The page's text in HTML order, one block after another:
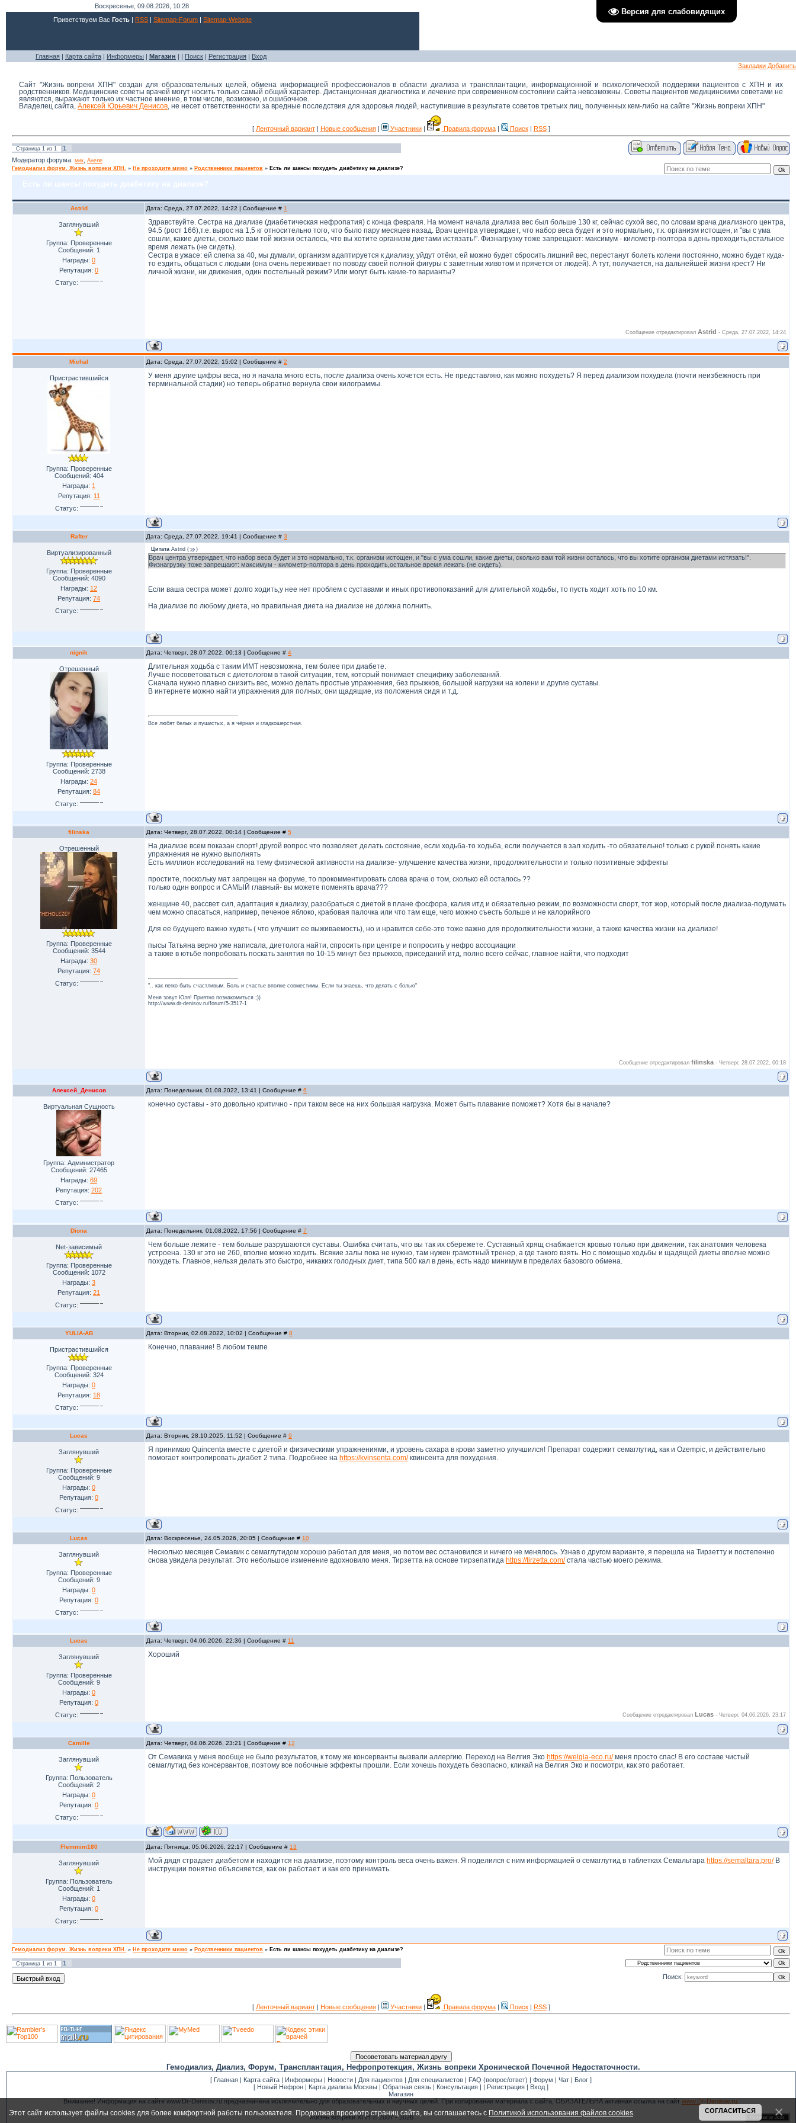
Версия для слабовидящих
Воскресенье, 09.08.2026, 10:28
Приветствуем Вас Гость | RSS | Sitemap-Forum | Sitemap-Website
Главная | Карта сайта | Информеры | Магазин | | Поиск | Регистрация | Вход
Закладки Добавить
Сайт "Жизнь вопреки ХПН" создан для образовательных целей, обмена информацией профессионалов в области диализа и трансплантации, информационной и психологической поддержки пациентов с ХПН и их
родственников. Медицинские советы врачей могут носить только самый общий характер. Дистанционная диагностика и лечение при современном состоянии сайта невозможны. Советы пациентов медицинскими советами не
являются, выражают только их частное мнение, в том числе, возможно, и ошибочное.
Владелец сайта, Алексей Юрьевич Денисов , не несет ответственности за вредные последствия для здоровья людей, наступившие в результате советов третьих лиц, полученных кем-либо на сайте "Жизнь вопреки ХПН"
[ Ленточный вариант| Новые сообщения| Участники| Правила форума| Поиск| RSS]
Страница 1 из 1
1
Модератор форума: мик Анеле
Гемодиализ форум. Жизнь вопреки ХПН. » Не проходите мимо » Родственники пациентов » Есть ли шансы похудеть диабетику на диализе?
Есть ли шансы похудеть диабетику на диализе?
Astrid Дата: Среда, 27.07.2022, 14:22 | Сообщение # 1
Заглянувший
Группа: Проверенные
Сообщений: 1
Награды: 0
Репутация: 0
Статус:
Здравствуйте. Сестра на диализе (диабетическая нефропатия) с конца февраля. На момент начала диализа вес был больше 130 кг, сейчас сухой вес, по словам врача диализного центра,
94.5 (рост 166),т.е. вырос на 1,5 кг относительно того, что было пару месяцев назад. Врач центра утверждает, что набор веса будет и это нормально, т.к. организм истощен, и "вы с ума
сошли, какие диеты, сколько вам той жизни осталось, что вы хотите организм диетами истязать!". Физнагрузку тоже запрещают: максимум - километр-полтора в день проходить,остальное
время лежать (не сидеть).
Сестра в ужасе: ей слегка за 40, мы думали, организм адаптируется к диализу, уйдут отёки, ей можно будет сбросить лишний вес, перестанут болеть колени постоянно, можно будет куда-
то ездить, общаться с людьми (она очень переживает по поводу своей полной фигуры с заметным животом и прячется от людей). А тут, получается, на дальнейшей жизни крест? Ни
личной жизни, ни движения, один постельный режим? Или могут быть какие-то варианты?
Сообщение отредактировал Astrid - Среда, 27.07.2022, 14:24
Michal Дата: Среда, 27.07.2022, 15:02 | Сообщение # 2
Пристрастившийся
Группа: Проверенные
Сообщений: 404
Награды: 1
Репутация: 11
Статус:
У меня другие цифры веса, но я начала много есть, после диализа очень хочется есть. Не представляю, как можно похудеть? Я перед диализом похудела (почти неизбежность при
терминальной стадии) но теперь обратно вернула свои килограммы.
Rafter Дата: Среда, 27.07.2022, 19:41 | Сообщение # 3
Виртуализированный
Группа: Проверенные
Сообщений: 4090
Награды: 12
Репутация: 74
Статус:
Цитата Astrid ( )
Врач центра утверждает, что набор веса будет и это нормально, т.к. организм истощен, и "вы с ума сошли, какие диеты, сколько вам той жизни осталось, что вы хотите организм диетами истязать!".
Физнагрузку тоже запрещают: максимум - километр-полтора в день проходить,остальное время лежать (не сидеть).
Если ваша сестра может долго ходить,у нее нет проблем с суставами и иных противопоказаний для длительной ходьбы, то пусть ходит хоть по 10 км.
На диализе по любому диета, но правильная диета на диализе не должна полнить.
nignik Дата: Четверг, 28.07.2022, 00:13 | Сообщение # 4
Отрешенный
Группа: Проверенные
Сообщений: 2738
Награды: 24
Репутация: 84
Статус:
Длительная ходьба с таким ИМТ невозможна, тем более при диабете.
Лучше посоветоваться с диетологом в такой ситуации, тем, который понимает специфику заболеваний.
Сначала нужно плавно снизить вес, можно делать простые упражнения, без прыжков, большой нагрузки на колени и другие суставы.
В интернете можно найти упражнения для полных, они щадящие, из положения сидя и т.д.
Все любят белых и пушистых, а я чёрная и гладкошерстная.
filinska Дата: Четверг, 28.07.2022, 00:14 | Сообщение # 5
Отрешенный
Группа: Проверенные
Сообщений: 3544
Награды: 30
Репутация: 74
Статус:
На диализе всем показан спорт! другой вопрос что позволяет делать состояние, если ходьба-то ходьба, если получается в зал ходить -то обязательно! только с рукой понять какие
упражнения не нужно выполнять
Есть миллион исследований на тему физической активности на диализе- улучшение качества жизни, продолжительности и только позитивные эффекты
простите, поскольку мат запрещен на форуме, то прокомментировать слова врача о том, сколько ей осталось ??
только один вопрос и САМЫЙ главный- вы можете поменять врача???
женщине 40, рассвет сил, адаптация к диализу, разобраться с диетой в плане фосфора, калия итд и обязательно режим, по возможности спорт, тот жор, который после диализа-подумать
чем можно спасаться, например, печеное яблоко, крабовая палочка или что там еще, чего можно съесть больше и не калорийного
Для ее будущего важно худеть ( что улучшит ее выживаемость), но и нравится себе-это тоже важно для продолжительности жизни, а также качества жизни на диализе!
пысы Татьяна верно уже написала, диетолога найти, спросить при центре и попросить у нефро ассоциации
а также в ютьбе попробовать поскать занятия по 10-15 минут без прыжков, приседаний итд, полно всего сейчас, главное найти, что подходит
".. как легко быть счастливым. Боль и счастье вполне совместимы. Если ты знаешь, что делать с болью"
Меня зовут Юля! Приятно познакомиться ;))
http://www.dr-denisov.ru/forum/5-3517-1
Сообщение отредактировал filinska - Четверг, 28.07.2022, 00:18
Алексей_Денисов Дата: Понедельник, 01.08.2022, 13:41 | Сообщение # 6
Виртуальная Сущность
Группа: Администратор
Сообщений: 27465
Награды: 69
Репутация: 202
Статус:
конечно суставы - это довольно критично - при таком весе на них большая нагрузка. Может быть плавание поможет? Хотя бы в начале?
Diona Дата: Понедельник, 01.08.2022, 17:56 | Сообщение # 7
Net-зависимый
Группа: Проверенные
Сообщений: 1072
Награды: 3
Репутация: 21
Статус:
Чем больше лежите - тем больше разрушаются суставы. Ошибка считать, что вы так их сбережете. Суставный хрящ снабжается кровью только при движении, так анатомия человека
устроена. 130 кг это не 260, вполне можно ходить. Всякие залы пока не нужно, там нужен грамотный тренер, а где такого взять. Но с помощью ходьбы и щадящей диеты вполне можно
похудеть. Главное, нельзя делать это быстро, никаких голодных диет, типа 500 кал в день, есть надо минимум в пределах базового обмена.
YULIA-AB Дата: Вторник, 02.08.2022, 10:02 | Сообщение # 8
Пристрастившийся
Группа: Проверенные
Сообщений: 324
Награды: 0
Репутация: 18
Статус:
Конечно, плавание! В любом темпе
Lucas Дата: Вторник, 28.10.2025, 11:52 | Сообщение # 9
Заглянувший
Группа: Проверенные
Сообщений: 9
Награды: 0
Репутация: 0
Статус:
Я принимаю Quincenta вместе с диетой и физическими упражнениями, и уровень сахара в крови заметно улучшился! Препарат содержит семаглутид, как и Ozempic, и действительно
помогает контролировать диабет 2 типа. Подробнее на https://kvinsenta.com/квинсента для похудения.
Lucas Дата: Воскресенье, 24.05.2026, 20:05 | Сообщение # 10
Заглянувший
Группа: Проверенные
Сообщений: 9
Награды: 0
Репутация: 0
Статус:
Несколько месяцев Семавик с семаглутидом хорошо работал для меня, но потом вес остановился и ничего не менялось. Узнав о другом варианте, я перешла на Тирзетту и постепенно
снова увидела результат. Это небольшое изменение вдохновило меня. Тирзетта на основе тирзепатида https://tirzetta.com/стала частью моего режима.
Lucas Дата: Четверг, 04.06.2026, 22:36 | Сообщение # 11
Заглянувший
Группа: Проверенные
Сообщений: 9
Награды: 0
Репутация: 0
Статус:
Хороший
Сообщение отредактировал Lucas - Четверг, 04.06.2026, 23:17
Camille Дата: Четверг, 04.06.2026, 23:21 | Сообщение # 12
Заглянувший
Группа: Пользователь
Сообщений: 2
Награды: 0
Репутация: 0
Статус:
От Семавика у меня вообще не было результатов, к тому же консерванты вызвали аллергию. Переход на Велгия Эко https://welgia-eco.ru/меня просто спас! В его составе чистый
семаглутид без консервантов, поэтому все побочные эффекты прошли. Если хочешь похудеть безопасно, кликай на Велгия Эко и посмотри, как это работает.
Flemmim180 Дата: Пятница, 05.06.2026, 22:17 | Сообщение # 13
Заглянувший
Группа: Пользователь
Сообщений: 1
Награды: 0
Репутация: 0
Статус:
Мой дядя страдает диабетом и находится на диализе, поэтому контроль веса очень важен. Я поделился с ним информацией о семаглутид в таблетках Семальтара https://semaltara.pro/В
инструкции понятно объясняется, как он работает и как его принимать.
Гемодиализ форум. Жизнь вопреки ХПН. » Не проходите мимо » Родственники пациентов » Есть ли шансы похудеть диабетику на диализе?
Страница 1 из 1
1
Поиск:
[ Ленточный вариант| Новые сообщения| Участники| Правила форума| Поиск| RSS]
Гемодиализ, Диализ, Форум, Трансплантация, Нефропротекция, Жизнь вопреки Хронической Почечной Недостаточности.
[ Главная | Карта сайта | Информеры | Новости | Для пациентов | Для специалистов | FAQ (вопрос/ответ) | Форум | Чат | Блог ]
[ Новый Нефрон | Карта диализа Москвы | Обратная связь | Консультация | | Регистрация | Вход ]
Магазин
Внимание! Информация на сайте www.Dr-Denisov.ru предназначена исключительно для образовательных и научных целей. При копировании материала с сайта, ОБЯЗАТЕЛЬНА активная ссылка на сайт www.Dr-Denisov.ru.
Жизнь вопреки ХПН © 2007 - 2026
Этот сайт использует файлы cookies для более комфортной работы пользователя. Продолжая просмотр страниц сайта, вы соглашаетесь с Политикой использования файлов cookies СОГЛАСИТЬСЯ